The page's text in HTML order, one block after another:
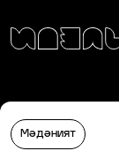
Мәдәният